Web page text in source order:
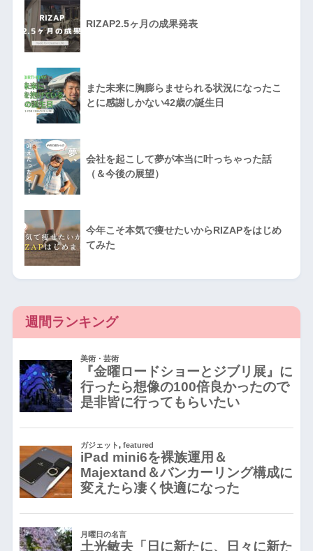
RIZAP2.5ヶ月の成果発表
また未来に胸膨らませられる状況になったこ
とに感謝しかない42歳の誕生日
会社を起こして夢が本当に叶っちゃった話
（＆今後の展望）
今年こそ本気で痩せたいからRIZAPをはじめ
てみた
週間ランキング